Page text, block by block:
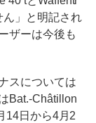
」と明記され
ザーは今後も
スについては
Bat.-Châtillon
14日から4月2